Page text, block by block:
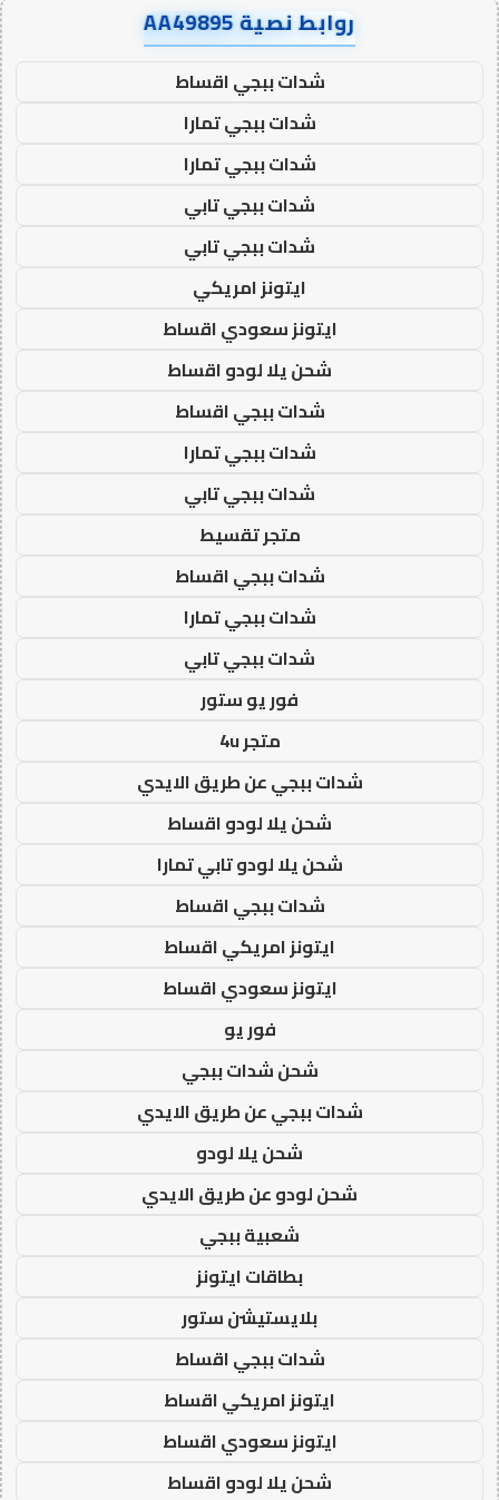
روابط نصية AA49895
شدات ببجي اقساط
شدات ببجي تمارا
شدات ببجي تمارا
شدات ببجي تابي
شدات ببجي تابي
ايتونز امريكي
ايتونز سعودي اقساط
شحن يلا لودو اقساط
شدات ببجي اقساط
شدات ببجي تمارا
شدات ببجي تابي
متجر تقسيط
شدات ببجي اقساط
شدات ببجي تمارا
شدات ببجي تابي
فور يو ستور
متجر 4u
شدات ببجي عن طريق الايدي
شحن يلا لودو اقساط
شحن يلا لودو تابي تمارا
شدات ببجي اقساط
ايتونز امريكي اقساط
ايتونز سعودي اقساط
فور يو
شحن شدات ببجي
شدات ببجي عن طريق الايدي
شحن يلا لودو
شحن لودو عن طريق الايدي
شعبية ببجي
بطاقات ايتونز
بلايستيشن ستور
شدات ببجي اقساط
ايتونز امريكي اقساط
ايتونز سعودي اقساط
شحن يلا لودو اقساط